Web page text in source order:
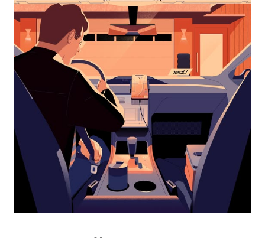
выбрать
дату.
Чтобы
закрыть
календарь,
нажмите
Esc.